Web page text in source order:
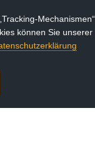
Mechanismen“
können Sie unserer